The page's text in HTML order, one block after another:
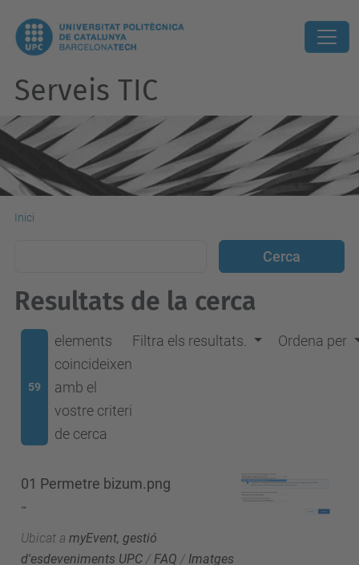
Serveis TIC
Inici
Resultats de la cerca
59
elements
coincideixen
amb el
vostre criteri
de cerca
Filtra els resultats. Ordena per
01 Permetre bizum.png
""
Ubicat a myEvent, gestió
d'esdeveniments UPC / FAQ / Imatges